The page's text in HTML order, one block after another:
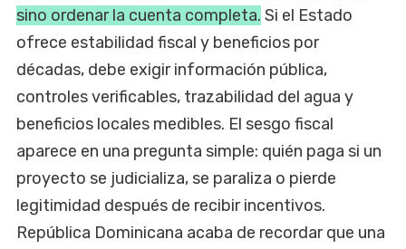
sino ordenar la cuenta completa. Si el Estado
ofrece estabilidad fiscal y beneficios por
décadas, debe exigir información pública,
controles verificables, trazabilidad del agua y
beneficios locales medibles. El sesgo fiscal
aparece en una pregunta simple: quién paga si un
proyecto se judicializa, se paraliza o pierde
legitimidad después de recibir incentivos.
República Dominicana acaba de recordar que una